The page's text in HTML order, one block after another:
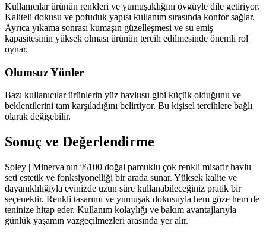
Kullanıcılar ürünün renkleri ve yumuşaklığını övgüyle dile getiriyor.
Kaliteli dokusu ve pofuduk yapısı kullanım sırasında konfor sağlar.
Ayrıca yıkama sonrası kumaşın güzelleşmesi ve su emiş
kapasitesinin yüksek olması ürünün tercih edilmesinde önemli rol
oynar.
Olumsuz Yönler
Bazı kullanıcılar ürünlerin yüz havlusu gibi küçük olduğunu ve
beklentilerini tam karşıladığını belirtiyor. Bu kişisel tercihlere bağlı
olarak değişebilir.
Sonuç ve Değerlendirme
Soley | Minerva'nın %100 doğal pamuklu çok renkli misafir havlu
seti estetik ve fonksiyonelliği bir arada sunar. Yüksek kalite ve
dayanıklılığıyla evinizde uzun süre kullanabileceğiniz pratik bir
seçenektir. Renkli tasarımı ve yumuşak dokusuyla hem göze hem de
teninize hitap eder. Kullanım kolaylığı ve bakım avantajlarıyla
günlük yaşamın vazgeçilmezleri arasında yer alır.